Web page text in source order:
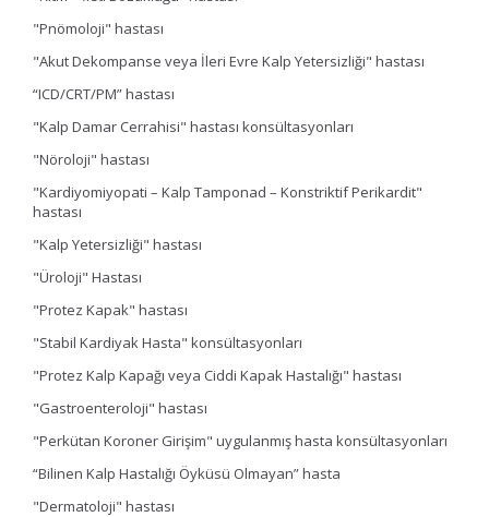
"Pnömoloji" hastası
"Akut Dekompanse veya İleri Evre Kalp Yetersizliği" hastası
“ICD/CRT/PM” hastası
"Kalp Damar Cerrahisi" hastası konsültasyonları
"Nöroloji" hastası
"Kardiyomiyopati – Kalp Tamponad – Konstriktif Perikardit"
hastası
"Kalp Yetersizliği" hastası
"Üroloji" Hastası
"Protez Kapak" hastası
"Stabil Kardiyak Hasta" konsültasyonları
"Protez Kalp Kapağı veya Ciddi Kapak Hastalığı" hastası
"Gastroenteroloji" hastası
"Perkütan Koroner Girişim" uygulanmış hasta konsültasyonları
“Bilinen Kalp Hastalığı Öyküsü Olmayan” hasta
"Dermatoloji" hastası